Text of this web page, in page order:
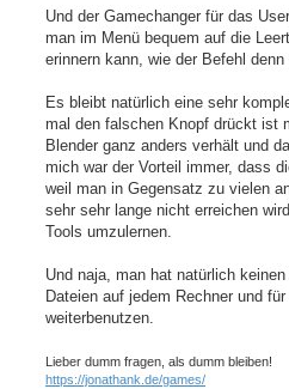
Und der Gamechanger für das
man im Menü bequem auf die
erinnern kann, wie der Befehl
Es bleibt natürlich eine sehr
mal den falschen Knopf drückt ist
Blender ganz anders verhält und
mich war der Vorteil immer, dass
weil man in Gegensatz zu vielen
sehr sehr lange nicht erreichen
Tools umzulernen.
Und naja, man hat natürlich
Dateien auf jedem Rechner und
weiterbenutzen.
Lieber dumm fragen, als dumm bleiben!
https://jonathank.de/games/